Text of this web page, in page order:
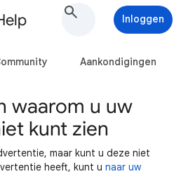
Inloggen
Aankondigingen
waarom u uw
kunt zien
maar kunt u deze niet
heeft, kunt u naar uw